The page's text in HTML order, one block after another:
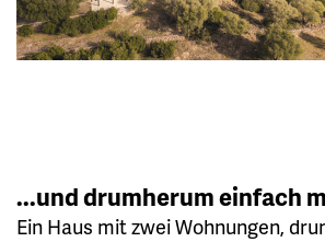
...und drumherum einfach
Ein Haus mit zwei Wohnungen,